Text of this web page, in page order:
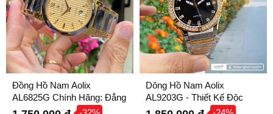
Đồng Hồ Nam Aolix
AL6825G Chính Hãng: Đẳng
Cấp Sang Trọng, Nổi Bật Cá
Dông Hồ Nam Aolix
AL9203G - Thiết Kế Độc
Đáo, Thu Hút Mọi Ánh Nhìn